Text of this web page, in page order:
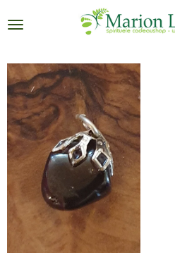
direct
de
hoofdinhoud